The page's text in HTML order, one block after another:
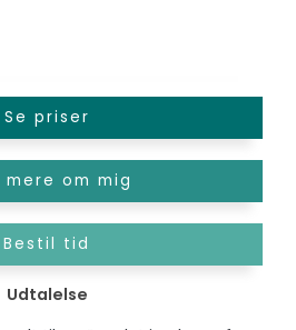
Se priser
om mig
Bestil tid
Udtalelse